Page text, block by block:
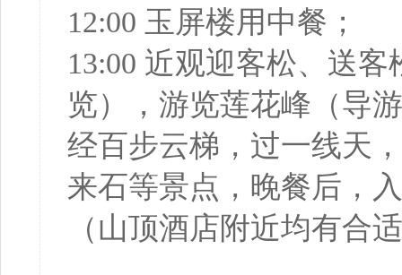
12:00 玉屏楼用中餐；
13:00 近观迎客松、送
览），游览莲花峰（导
经百步云梯，过一线天
来石等景点，晚餐后，
（山顶酒店附近均有合